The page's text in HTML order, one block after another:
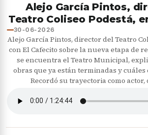
Alejo García Pintos,
Teatro Coliseo Podestá,
30-06-2026
Alejo García Pintos, director del Teatro
con El Cafecito sobre la nueva etapa de
se encuentra el Teatro Municipal,
obras que ya están terminadas y cuáles
Recordó su trayectoria como actor,